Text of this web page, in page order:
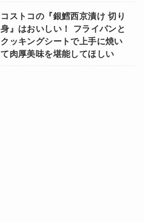
コストコの『銀鱈西京漬け 切り
身』はおいしい！ フライパンと
クッキングシートで上手に焼い
て肉厚美味を堪能してほしい